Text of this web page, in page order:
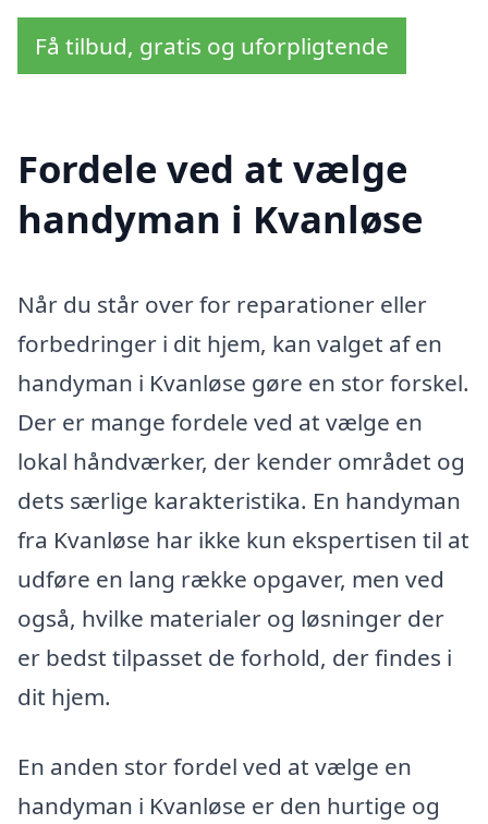
Få tilbud, gratis og uforpligtende
Fordele ved at vælge
handyman i Kvanløse
Når du står over for reparationer eller
forbedringer i dit hjem, kan valget af en
handyman i Kvanløse gøre en stor forskel.
Der er mange fordele ved at vælge en
lokal håndværker, der kender området og
dets særlige karakteristika. En handyman
fra Kvanløse har ikke kun ekspertisen til at
udføre en lang række opgaver, men ved
også, hvilke materialer og løsninger der
er bedst tilpasset de forhold, der findes i
dit hjem.
En anden stor fordel ved at vælge en
handyman i Kvanløse er den hurtige og